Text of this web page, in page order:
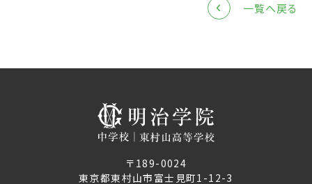
一覧へ戻る
〒189-0024
東京都東村山市富士見町1-12-3